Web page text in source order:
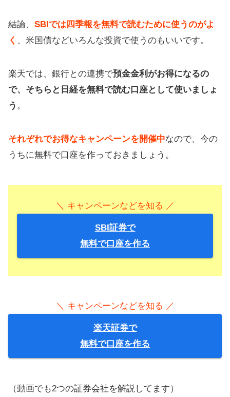
結論、 SBIでは四季報を無料で読むために使うのがよ
く 、米国債などいろんな投資で使うのもいいです。
楽天では、銀行との連携で預金金利がお得になるの
で、そちらと日経を無料で読む口座として使いましょ
う 。
それぞれでお得なキャンペーンを開催中なので、今の
うちに無料で口座を作っておきましょう。
＼ キャンペーンなどを知る ／
SBI証券で
無料で口座を作る
＼ キャンペーンなどを知る ／
楽天証券で
無料で口座を作る
（動画でも2つの証券会社を解説してます）